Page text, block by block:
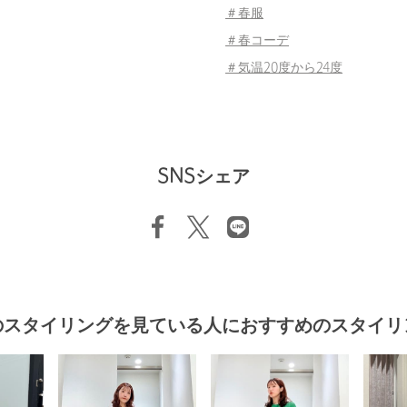
＃春服
＃春コーデ
＃気温20度から24度
SNSシェア
スタイリングを見ている人におすすめのスタイリ